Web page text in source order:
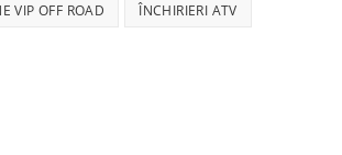
VIP OFF ROAD ÎNCHIRIERI ATV